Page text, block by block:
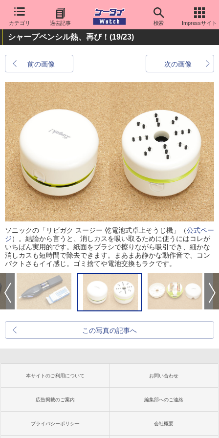
カテゴリ 過去記事 検索 Impressサイト
シャープペンシル熱、再び！ (19/23)
前の画像 次の画像
ソニックの「リビガク スージー 乾電池式卓上そうじ機」（公式ペー
ジ）。結論から言うと、消しカスを吸い取るために使うにはコレが
いちばん実用的です。紙面をブラシで擦りながら吸引でき、細かな
消しカスも短時間で除去できます。まあまあ静かな動作音で、コン
パクトさもイイ感じ。ゴミ捨てや電池交換もラクです。
この写真の記事へ
本サイトのご利用について お問い合わせ
広告掲載のご案内 編集部へのご連絡
プライバシーポリシー 会社概要